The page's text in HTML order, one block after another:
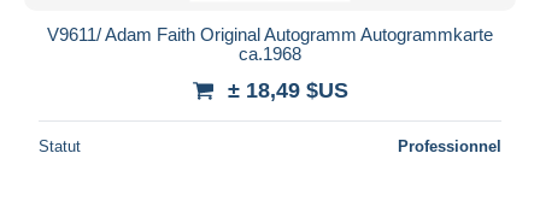
V9611/ Adam Faith Original Autogramm Autogrammkarte
ca.1968
± 18,49 $US
Statut Professionnel